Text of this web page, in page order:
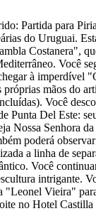
Partida para
do Uruguai.
Costanera",
Você
à imperdível
próprias mãos do
Você
Punta Del Este:
Nossa Senhora
poderá
a linha de
Você
intrigante.
"Leonel Vieira"
no Hotel Castilla